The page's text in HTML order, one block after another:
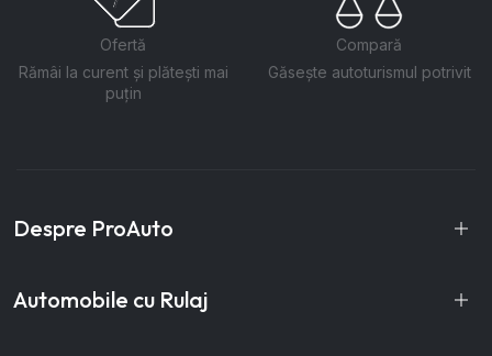
Ofertă
Rămâi la curent și plătești mai
puțin
Compară
Găsește autoturismul potrivit
Despre ProAuto
Automobile cu Rulaj